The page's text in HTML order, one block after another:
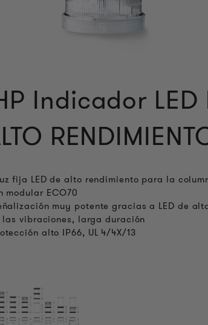
Indicador LED
fija LED de alto rendimiento para la
modular ECO70
muy potente gracias a LED de
las vibraciones, larga duración
alto IP66, UL 4/4X/13